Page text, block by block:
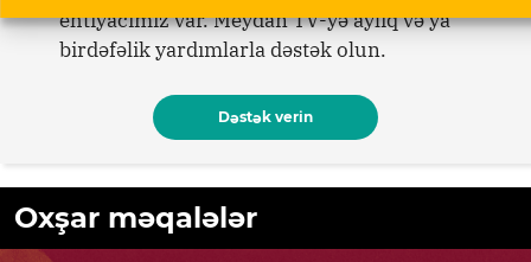
ehtiyacımız var. Meydan TV-yə aylıq və ya
birdəfəlik yardımlarla dəstək olun.
Dəstək verin
Oxşar məqalələr